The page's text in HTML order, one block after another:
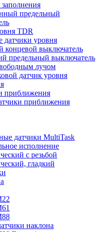
предельный
TDR
датчики уровня
концевой выключатель
предельный выключатель
лучом
датчик уровня
приближения
приближения
датчики MultiTask
исполнение
с резьбой
гладкий
наклона